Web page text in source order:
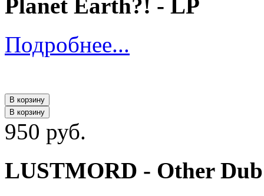
Planet Earth?! - LP
Подробнее...
В корзину
В корзину
950 руб.
LUSTMORD - Other